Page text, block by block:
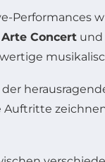
Arte Concert und
der
Auftritte